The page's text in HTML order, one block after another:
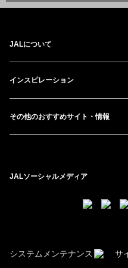
JALについて
インスピレーション
その他のおすすめサイト・情報
JALソーシャルメディア
システムメンテナンス サ